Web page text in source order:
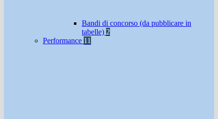
Bandi di concorso (da pubblicare in
tabelle) 2
Performance 11